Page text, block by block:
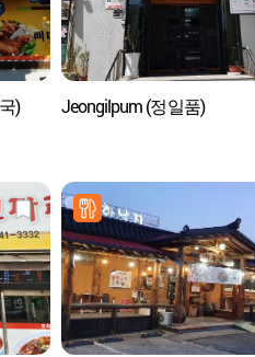
) Jeongilpum (정일품)